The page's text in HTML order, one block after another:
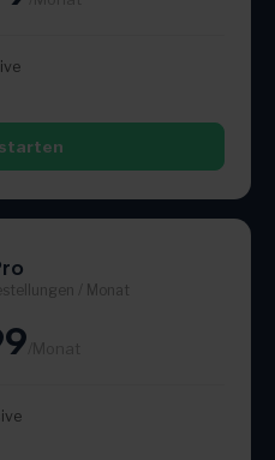
/ Monat